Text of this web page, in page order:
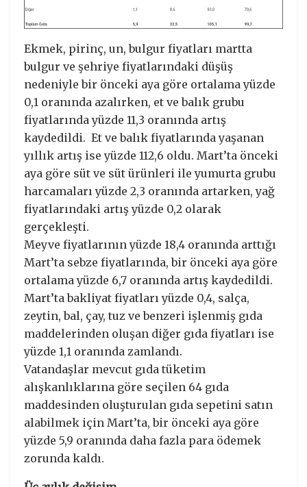
Ekmek, pirinç, un, bulgur fiyatları martta
bulgur ve şehriye fiyatlarındaki düşüş
nedeniyle bir önceki aya göre ortalama yüzde
0,1 oranında azalırken, et ve balık grubu
fiyatlarında yüzde 11,3 oranında artış
kaydedildi. Et ve balık fiyatlarında yaşanan
yıllık artış ise yüzde 112,6 oldu. Mart’ta önceki
aya göre süt ve süt ürünleri ile yumurta grubu
harcamaları yüzde 2,3 oranında artarken, yağ
fiyatlarındaki artış yüzde 0,2 olarak
gerçekleşti.
Meyve fiyatlarının yüzde 18,4 oranında arttığı
Mart’ta sebze fiyatlarında, bir önceki aya göre
ortalama yüzde 6,7 oranında artış kaydedildi.
Mart’ta bakliyat fiyatları yüzde 0,4, salça,
zeytin, bal, çay, tuz ve benzeri işlenmiş gıda
maddelerinden oluşan diğer gıda fiyatları ise
yüzde 1,1 oranında zamlandı.
Vatandaşlar mevcut gıda tüketim
alışkanlıklarına göre seçilen 64 gıda
maddesinden oluşturulan gıda sepetini satın
alabilmek için Mart’ta, bir önceki aya göre
yüzde 5,9 oranında daha fazla para ödemek
zorunda kaldı.